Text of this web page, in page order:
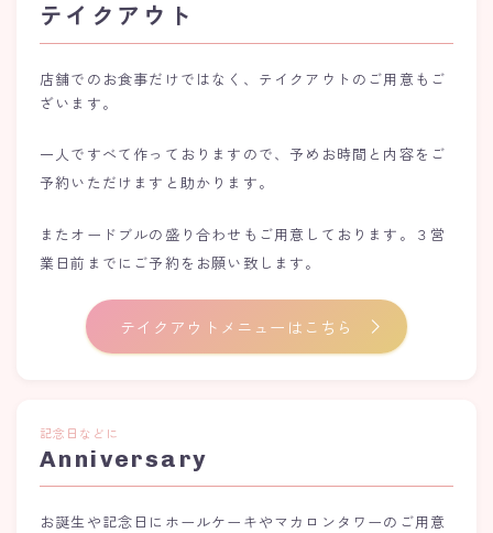
テイクアウト
店舗でのお食事だけではなく、テイクアウトのご用意もご
ざいます。
一人ですべて作っておりますので、予めお時間と内容をご
予約いただけますと助かります。
またオードブルの盛り合わせもご用意しております。３営
業日前までにご予約をお願い致します。
テイクアウトメニューはこちら
記念日などに
Anniversary
お誕生や記念日にホールケーキやマカロンタワーのご用意